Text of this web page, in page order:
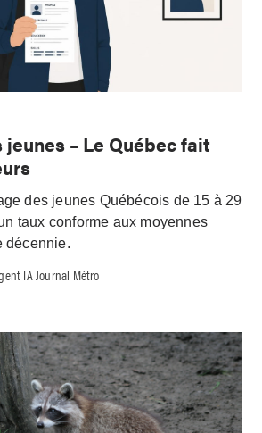
jeunes – Le Québec fait
des jeunes Québécois de 15 à 29
taux conforme aux moyennes
décennie.
IA Journal Métro